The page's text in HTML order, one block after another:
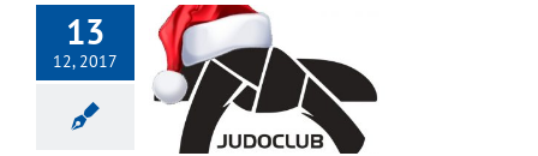
13
12, 2017
pro mláďata
Přípravka